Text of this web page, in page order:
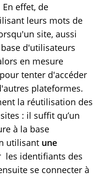
effet, de
leurs mots de
site, aussi
d'utilisateurs
en mesure
tenter d'accéder
plateformes.
la réutilisation des
: il suffit qu’un
à la base
utilisant une
les identifiants des
se connecter à